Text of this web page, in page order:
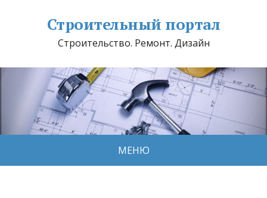
Строительный портал
Строительство. Ремонт. Дизайн
МЕНЮ